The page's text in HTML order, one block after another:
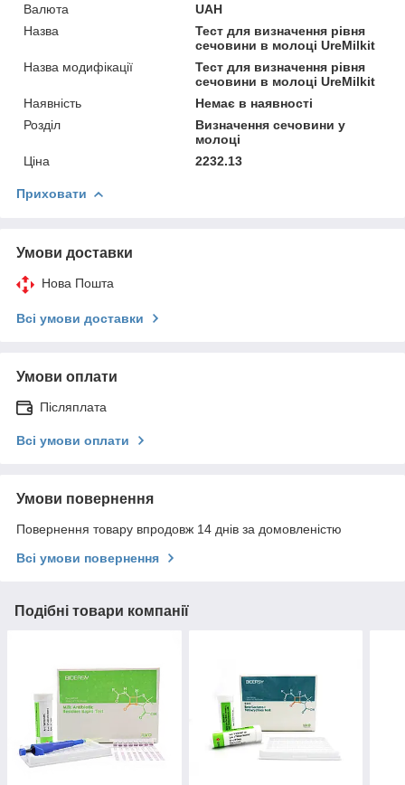
Валюта
UAH
Назва
Тест для визначення рівня
сечовини в молоці UreMilkit
Назва модифікації
Тест для визначення рівня
сечовини в молоці UreMilkit
Наявність
Немає в наявності
Розділ
Визначення сечовини у
молоці
Ціна
2232.13
Приховати
Умови доставки
Нова Пошта
Всі умови доставки
Умови оплати
Післяплата
Всі умови оплати
Умови повернення
Повернення товару впродовж 14 днів за домовленістю
Всі умови повернення
Подібні товари компанії